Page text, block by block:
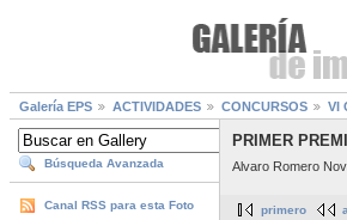
Galería EPS ACTIVIDADES CONCURSOS VI
Búsqueda Avanzada
Canal RSS para esta Foto
PRIMER
Alvaro Romero
primero